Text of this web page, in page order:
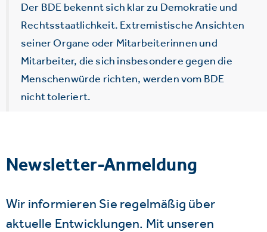
Der BDE bekennt sich klar zu Demokratie und
Rechtsstaatlichkeit. Extremistische Ansichten
seiner Organe oder Mitarbeiterinnen und
Mitarbeiter, die sich insbesondere gegen die
Menschenwürde richten, werden vom BDE
nicht toleriert.
Newsletter-Anmeldung
Wir informieren Sie regelmäßig über
aktuelle Entwicklungen. Mit unseren